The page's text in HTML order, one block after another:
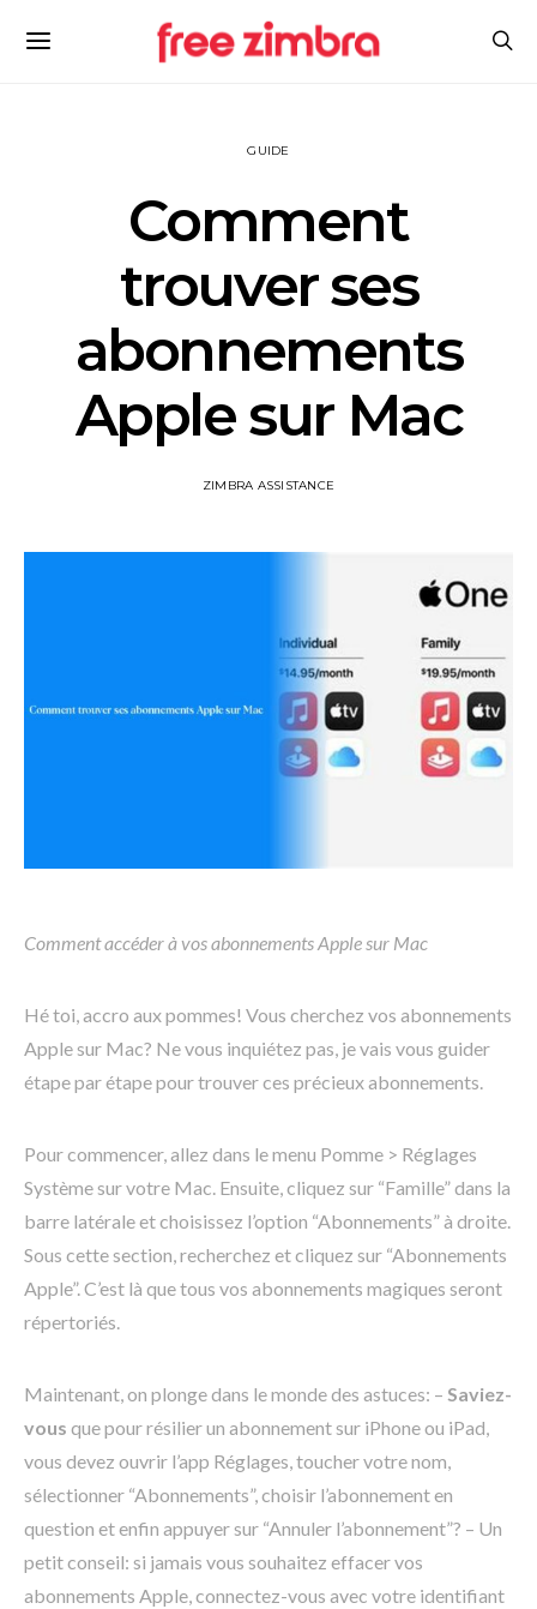
GUIDE
Comment
trouver ses
abonnements
Apple sur Mac
ZIMBRA ASSISTANCE
Comment accéder à vos abonnements Apple sur Mac
Hé toi, accro aux pommes! Vous cherchez vos abonnements
Apple sur Mac? Ne vous inquiétez pas, je vais vous guider
étape par étape pour trouver ces précieux abonnements.
Pour commencer, allez dans le menu Pomme > Réglages
Système sur votre Mac. Ensuite, cliquez sur “Famille” dans la
barre latérale et choisissez l’option “Abonnements” à droite.
Sous cette section, recherchez et cliquez sur “Abonnements
Apple”. C’est là que tous vos abonnements magiques seront
répertoriés.
Maintenant, on plonge dans le monde des astuces: – Saviez-
vous que pour résilier un abonnement sur iPhone ou iPad,
vous devez ouvrir l’app Réglages, toucher votre nom,
sélectionner “Abonnements”, choisir l’abonnement en
question et enfin appuyer sur “Annuler l’abonnement”? – Un
petit conseil: si jamais vous souhaitez effacer vos
abonnements Apple, connectez-vous avec votre identifiant